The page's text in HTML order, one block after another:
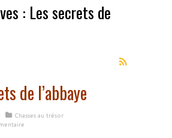
: Les secrets de
de l’abbaye
Chasses au trésor